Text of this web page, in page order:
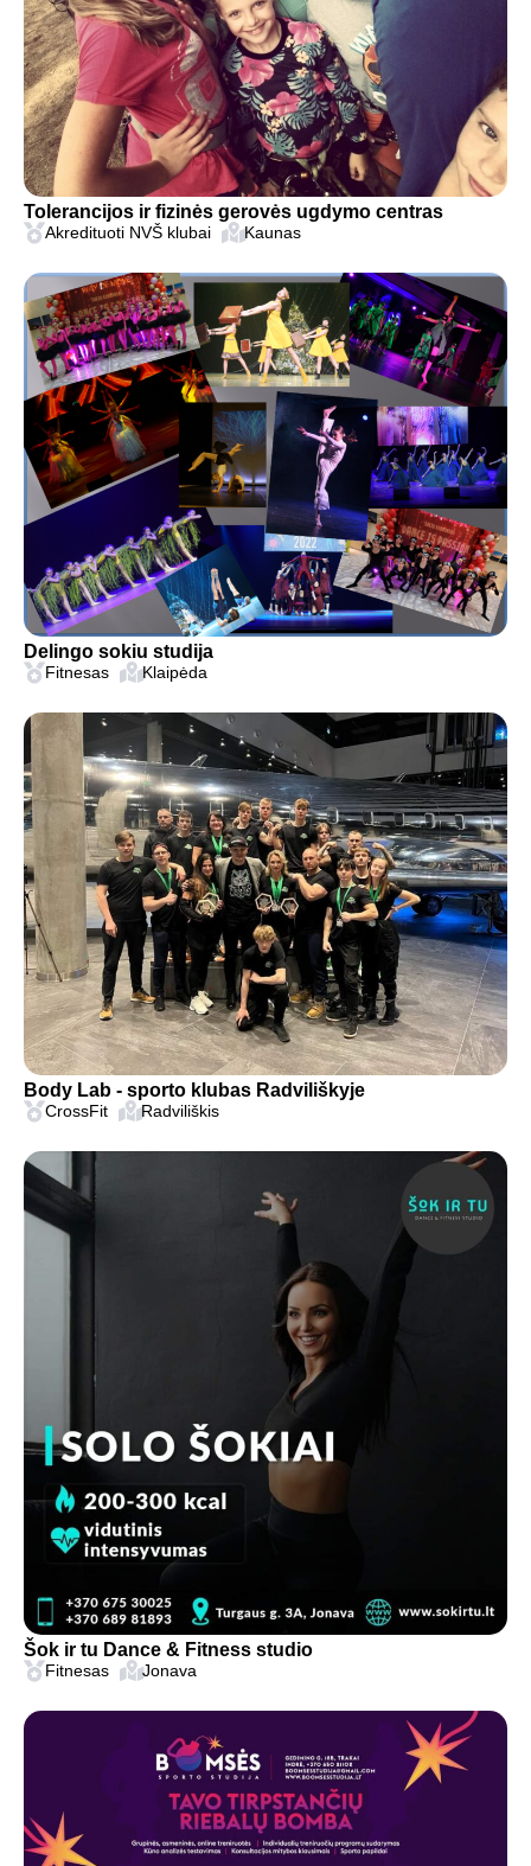
Tolerancijos ir fizinės gerovės ugdymo centras
Akredituoti NVŠ klubai Kaunas
Delingo sokiu studija
Fitnesas Klaipėda
Body Lab - sporto klubas Radviliškyje
CrossFit Radviliškis
Šok ir tu Dance & Fitness studio
Fitnesas Jonava